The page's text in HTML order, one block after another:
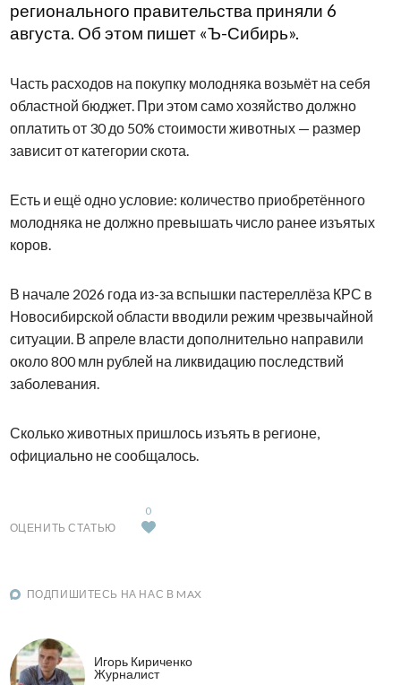
регионального правительства приняли 6
августа. Об этом пишет «Ъ-Сибирь».
Часть расходов на покупку молодняка возьмёт на себя
областной бюджет. При этом само хозяйство должно
оплатить от 30 до 50% стоимости животных — размер
зависит от категории скота.
Есть и ещё одно условие: количество приобретённого
молодняка не должно превышать число ранее изъятых
коров.
В начале 2026 года из-за вспышки пастереллёза КРС в
Новосибирской области вводили режим чрезвычайной
ситуации. В апреле власти дополнительно направили
около 800 млн рублей на ликвидацию последствий
заболевания.
Сколько животных пришлось изъять в регионе,
официально не сообщалось.
ОЦЕНИТЬ СТАТЬЮ
0
ПОДПИШИТЕСЬ НА НАС В MAX
Игорь Кириченко
Журналист